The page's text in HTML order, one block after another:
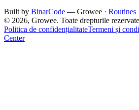
Built by BinarCode — Growee · Routines
© 2026, Growee. Toate drepturile rezervate
Politica de confidențialitateTermeni și
Center